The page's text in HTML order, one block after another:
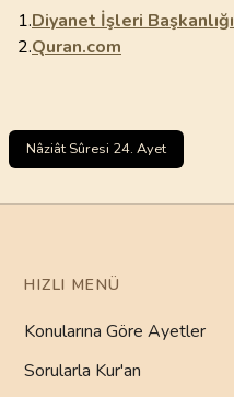
1.Diyanet İşleri Başkanlığı
2.Quran.com
Nâziât Sûresi 24. Ayet
HIZLI MENÜ
Konularına Göre Ayetler
Sorularla Kur'an